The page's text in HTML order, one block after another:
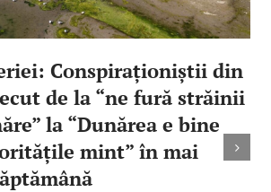
Conspiraționiștii din
de la “ne fură străinii
la “Dunărea e bine
mint” în mai